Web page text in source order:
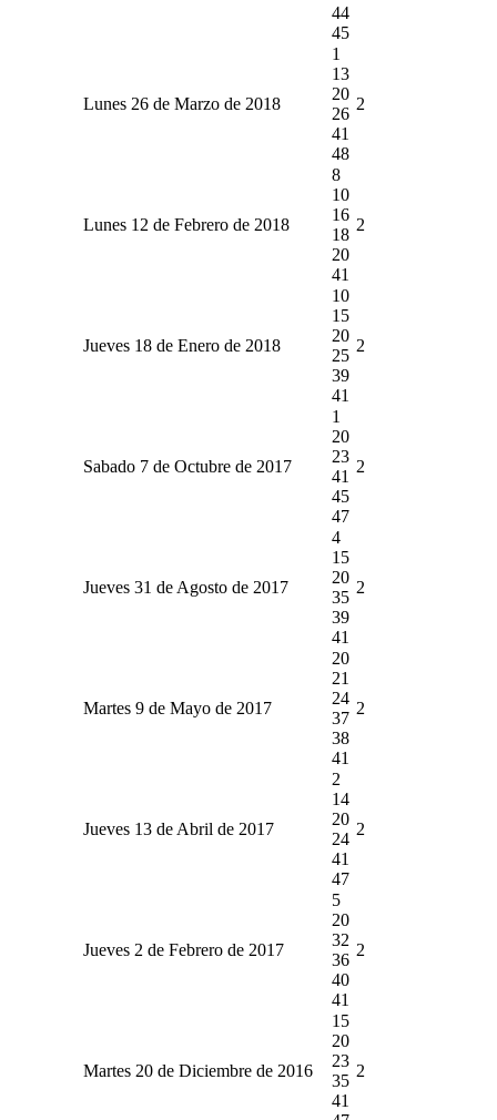
44
45
Lunes 26 de Marzo de 2018
1
13
20
26
41
48
2
Lunes 12 de Febrero de 2018
8
10
16
18
20
41
2
Jueves 18 de Enero de 2018
10
15
20
25
39
41
2
Sabado 7 de Octubre de 2017
1
20
23
41
45
47
2
Jueves 31 de Agosto de 2017
4
15
20
35
39
41
2
Martes 9 de Mayo de 2017
20
21
24
37
38
41
2
Jueves 13 de Abril de 2017
2
14
20
24
41
47
2
Jueves 2 de Febrero de 2017
5
20
32
36
40
41
2
Martes 20 de Diciembre de 2016
15
20
23
35
41
2